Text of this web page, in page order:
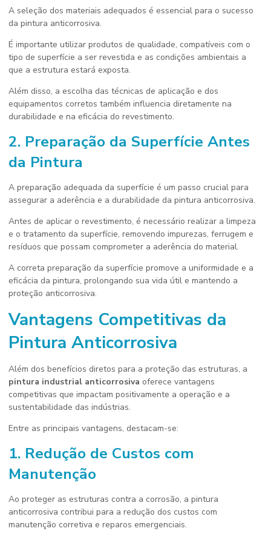
A seleção dos materiais adequados é essencial para o sucesso
da pintura anticorrosiva.
É importante utilizar produtos de qualidade, compatíveis com o
tipo de superfície a ser revestida e as condições ambientais a
que a estrutura estará exposta.
Além disso, a escolha das técnicas de aplicação e dos
equipamentos corretos também influencia diretamente na
durabilidade e na eficácia do revestimento.
2. Preparação da Superfície Antes
da Pintura
A preparação adequada da superfície é um passo crucial para
assegurar a aderência e a durabilidade da pintura anticorrosiva.
Antes de aplicar o revestimento, é necessário realizar a limpeza
e o tratamento da superfície, removendo impurezas, ferrugem e
resíduos que possam comprometer a aderência do material.
A correta preparação da superfície promove a uniformidade e a
eficácia da pintura, prolongando sua vida útil e mantendo a
proteção anticorrosiva.
Vantagens Competitivas da
Pintura Anticorrosiva
Além dos benefícios diretos para a proteção das estruturas, a
pintura industrial anticorrosiva oferece vantagens
competitivas que impactam positivamente a operação e a
sustentabilidade das indústrias.
Entre as principais vantagens, destacam-se:
1. Redução de Custos com
Manutenção
Ao proteger as estruturas contra a corrosão, a pintura
anticorrosiva contribui para a redução dos custos com
manutenção corretiva e reparos emergenciais.